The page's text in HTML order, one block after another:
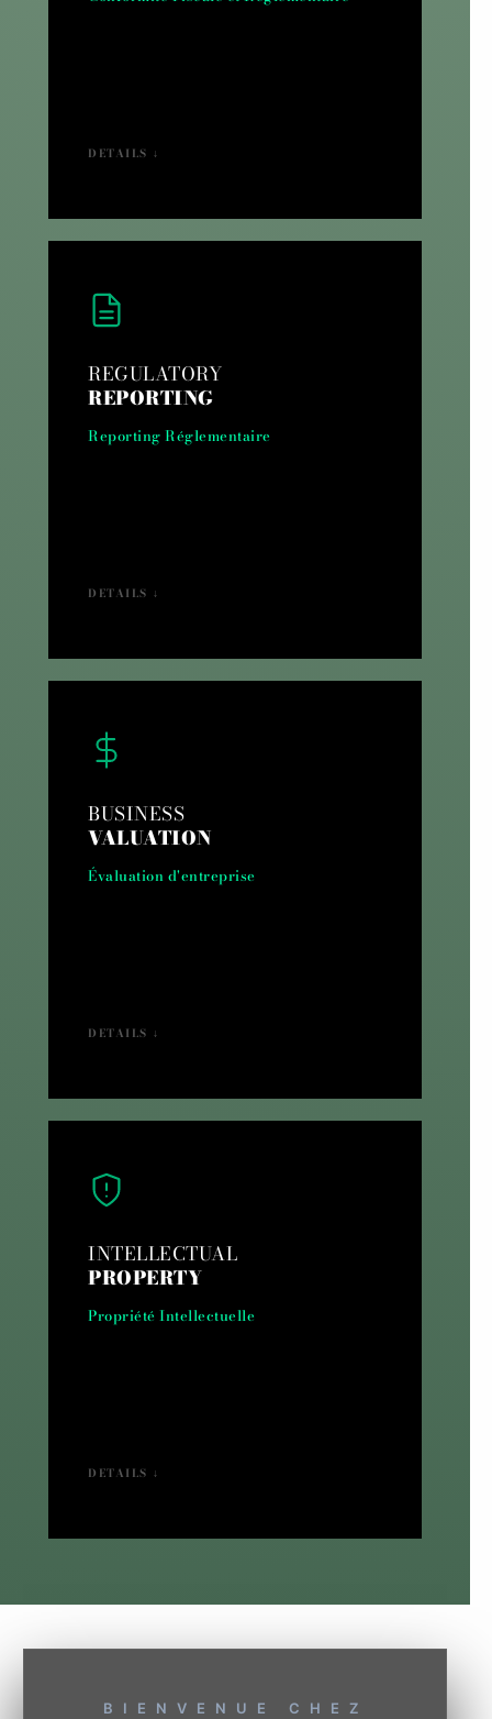
DETAILS ↓
REGULATORY
REPORTING
Reporting Réglementaire
DETAILS ↓
BUSINESS
VALUATION
Évaluation d'entreprise
DETAILS ↓
INTELLECTUAL
PROPERTY
Propriété Intellectuelle
DETAILS ↓
BIENVENUE CHEZ